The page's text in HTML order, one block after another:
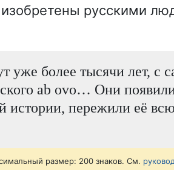
русскими
уже более тысячи лет, с
ab ovo… Они
истории, пережили её
размер: 200 знаков. См.